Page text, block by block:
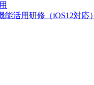
活用研修（iOS12対応）